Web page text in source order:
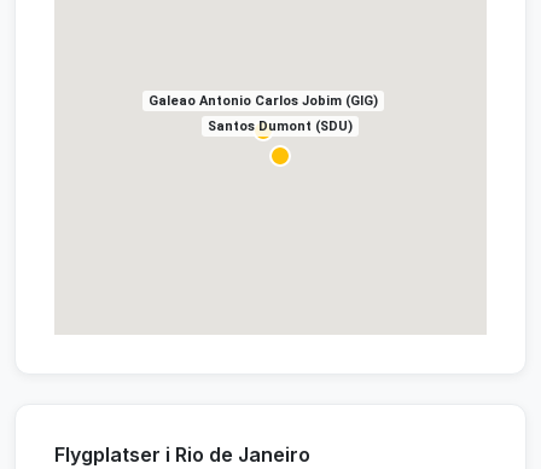
Galeao Antonio Carlos Jobim (GIG)
Santos Dumont (SDU)
Flygplatser i Rio de Janeiro